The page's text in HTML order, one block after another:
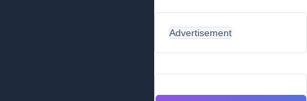
Advertisement